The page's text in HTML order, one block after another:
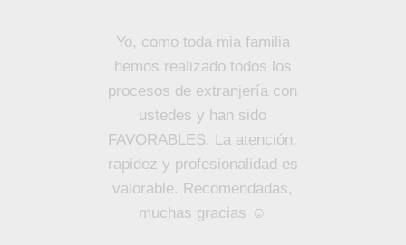
Yo, como toda mia familia
hemos realizado todos los
procesos de extranjería con
ustedes y han sido
FAVORABLES. La atención,
rapidez y profesionalidad es
valorable. Recomendadas,
muchas gracias ☺️